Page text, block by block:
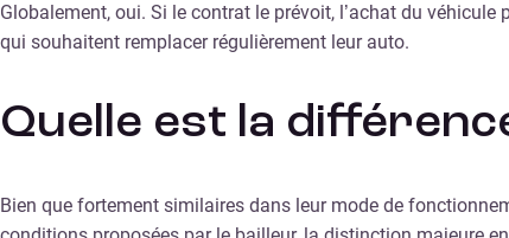
Globalement, oui. Si le contrat le prévoit, l’achat du
qui souhaitent remplacer régulièrement leur auto.
Quelle est la
Bien que fortement similaires dans leur mode de